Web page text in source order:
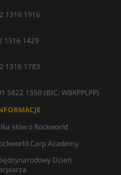
1316 1916
1316 1429
1316 1783
5822 1550 (BIC: WBKPPLPP)
słów o Rockworld
Carp Academy
Dzień